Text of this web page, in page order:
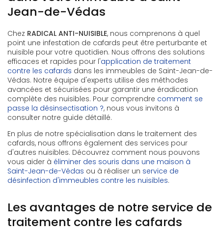
Jean-de-Védas
Chez RADICAL ANTI-NUISIBLE, nous comprenons à quel
point une infestation de cafards peut être perturbante et
nuisible pour votre quotidien. Nous offrons des solutions
efficaces et rapides pour l'application de traitement
contre les cafards dans les immeubles de Saint-Jean-de-
Védas. Notre équipe d'experts utilise des méthodes
avancées et sécurisées pour garantir une éradication
complète des nuisibles. Pour comprendre comment se
passe la désinsectisation ?, nous vous invitons à
consulter notre guide détaillé.
En plus de notre spécialisation dans le traitement des
cafards, nous offrons également des services pour
d'autres nuisibles. Découvrez comment nous pouvons
vous aider à éliminer des souris dans une maison à
Saint-Jean-de-Védas ou à réaliser un service de
désinfection d'immeubles contre les nuisibles.
Les avantages de notre service de
traitement contre les cafards